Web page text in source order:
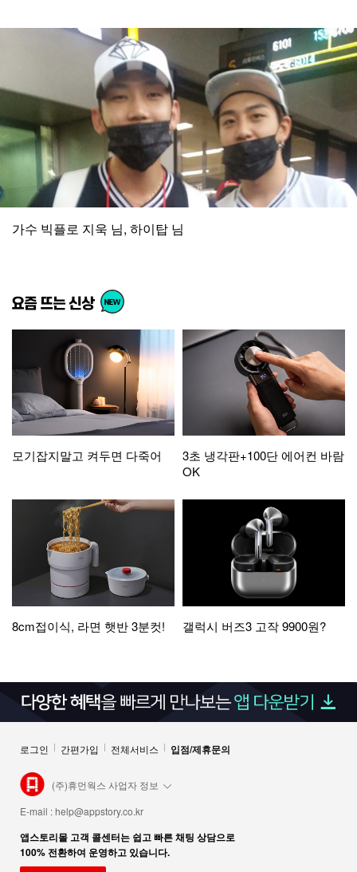
가수 빅플로 지욱 님, 하이탑 님
모기잡지말고 켜두면 다죽어
3초 냉각판+100단 에어컨 바람
OK
8cm접이식, 라면 햇반 3분컷! 갤럭시 버즈3 고작 9900원?
로그인 간편가입 전체서비스 입점/제휴문의
(주)휴먼웍스 사업자 정보
E-mail :help@appstory.co.kr
앱스토리몰 고객 콜센터는 쉽고 빠른 채팅 상담으로
100% 전환하여 운영하고 있습니다.